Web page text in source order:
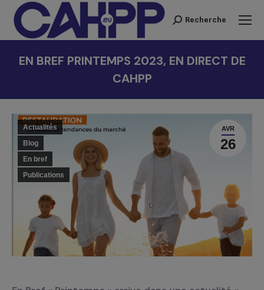
Recherche
Recherche
EN BREF PRINTEMPS 2023, EN DIRECT DE
CAHPP
AVR
26
Actualités
Blog
En bref
Publications